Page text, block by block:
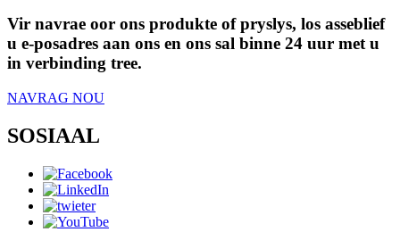
Vir navrae oor ons produkte of pryslys, los asseblief
u e-posadres aan ons en ons sal binne 24 uur met u
in verbinding tree.
NAVRAG NOU
SOSIAAL